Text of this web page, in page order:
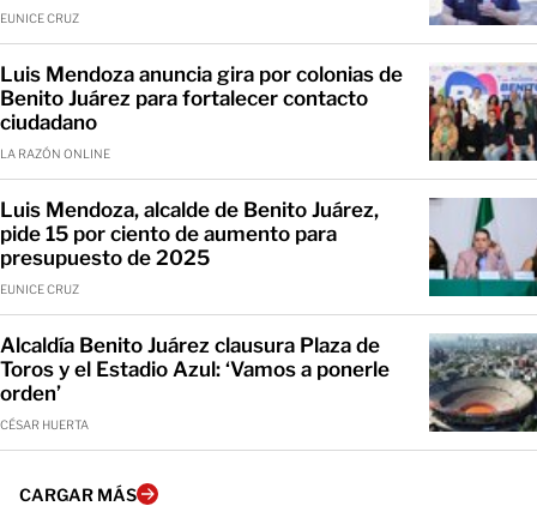
EUNICE CRUZ
Luis Mendoza anuncia gira por colonias de
Benito Juárez para fortalecer contacto
ciudadano
LA RAZÓN ONLINE
Luis Mendoza, alcalde de Benito Juárez,
pide 15 por ciento de aumento para
presupuesto de 2025
EUNICE CRUZ
Alcaldía Benito Juárez clausura Plaza de
Toros y el Estadio Azul: ‘Vamos a ponerle
orden’
CÉSAR HUERTA
CARGAR MÁS